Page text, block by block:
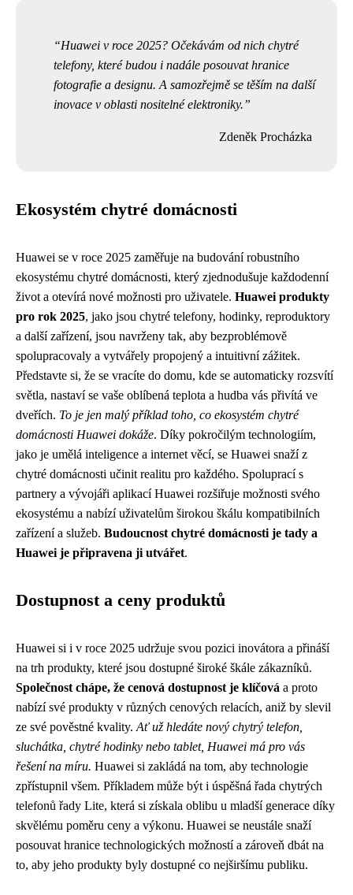
Huawei v roce 2025? Očekávám od nich chytré
telefony, které budou i nadále posouvat hranice
fotografie a designu. A samozřejmě se těším na další
inovace v oblasti nositelné elektroniky.
Zdeněk Procházka
Ekosystém chytré domácnosti
Huawei se v roce 2025 zaměřuje na budování robustního
ekosystému chytré domácnosti, který zjednodušuje každodenní
život a otevírá nové možnosti pro uživatele. Huawei produkty
pro rok 2025, jako jsou chytré telefony, hodinky, reproduktory
a další zařízení, jsou navrženy tak, aby bezproblémově
spolupracovaly a vytvářely propojený a intuitivní zážitek.
Představte si, že se vracíte do domu, kde se automaticky rozsvítí
světla, nastaví se vaše oblíbená teplota a hudba vás přivítá ve
dveřích. To je jen malý příklad toho, co ekosystém chytré
domácnosti Huawei dokáže. Díky pokročilým technologiím,
jako je umělá inteligence a internet věcí, se Huawei snaží z
chytré domácnosti učinit realitu pro každého. Spoluprací s
partnery a vývojáři aplikací Huawei rozšiřuje možnosti svého
ekosystému a nabízí uživatelům širokou škálu kompatibilních
zařízení a služeb. Budoucnost chytré domácnosti je tady a
Huawei je připravena ji utvářet.
Dostupnost a ceny produktů
Huawei si i v roce 2025 udržuje svou pozici inovátora a přináší
na trh produkty, které jsou dostupné široké škále zákazníků.
Společnost chápe, že cenová dostupnost je klíčová a proto
nabízí své produkty v různých cenových relacích, aniž by slevil
ze své pověstné kvality. Ať už hledáte nový chytrý telefon,
sluchátka, chytré hodinky nebo tablet, Huawei má pro vás
řešení na míru. Huawei si zakládá na tom, aby technologie
zpřístupnil všem. Příkladem může být i úspěšná řada chytrých
telefonů řady Lite, která si získala oblibu u mladší generace díky
skvělému poměru ceny a výkonu. Huawei se neustále snaží
posouvat hranice technologických možností a zároveň dbát na
to, aby jeho produkty byly dostupné co nejširšímu publiku.